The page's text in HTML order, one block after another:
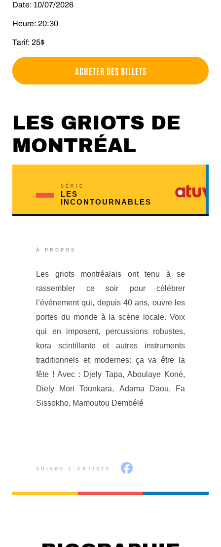
Date: 10/07/2026
Heure: 20:30
Tarif: 25$
ACHETER DES BILLETS
LES GRIOTS DE
MONTRÉAL
SÉRIE
LES
INCONTOURNABLES
À PROPOS
Les griots montréalais ont tenu à se
rassembler ce soir pour célébrer
l’événement qui, depuis 40 ans, ouvre les
portes du monde à la scène locale. Voix
qui en imposent, percussions robustes,
kora scintillante et autres instruments
traditionnels et modernes: ça va être la
fête ! Avec : Djely Tapa, Aboulaye Koné,
Diely Mori Tounkara, Adama Daou, Fa
Sissokho, Mamoutou Dembélé
SUIVRE L’ARTISTE